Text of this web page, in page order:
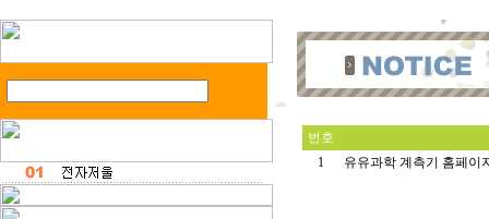
번호
1
유유과학 계측기 홈페이